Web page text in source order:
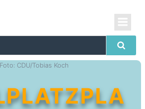
Foto: CDU/Tobias Koch